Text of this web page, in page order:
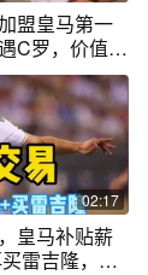
盟皇马第一
C罗，价值2
02:17
皇马补贴薪
雷吉隆，这